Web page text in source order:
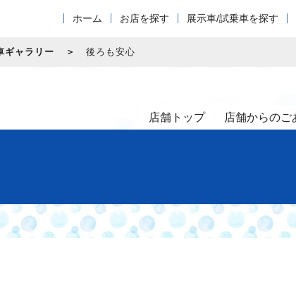
ホーム お店を探す 展示車/試乗車を探す
ギャラリー 後ろも安心
店舗トップ 店舗からのご